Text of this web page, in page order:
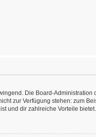
Die Board-
zur Verfügung stehen: zum
und dir zahlreiche Vorteile bietet.